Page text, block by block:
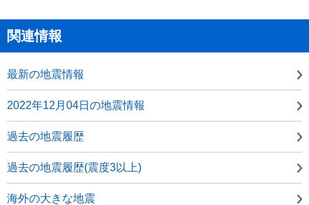
関連情報
最新の地震情報
2022年12月04日の地震情報
過去の地震履歴
過去の地震履歴(震度3以上)
海外の大きな地震